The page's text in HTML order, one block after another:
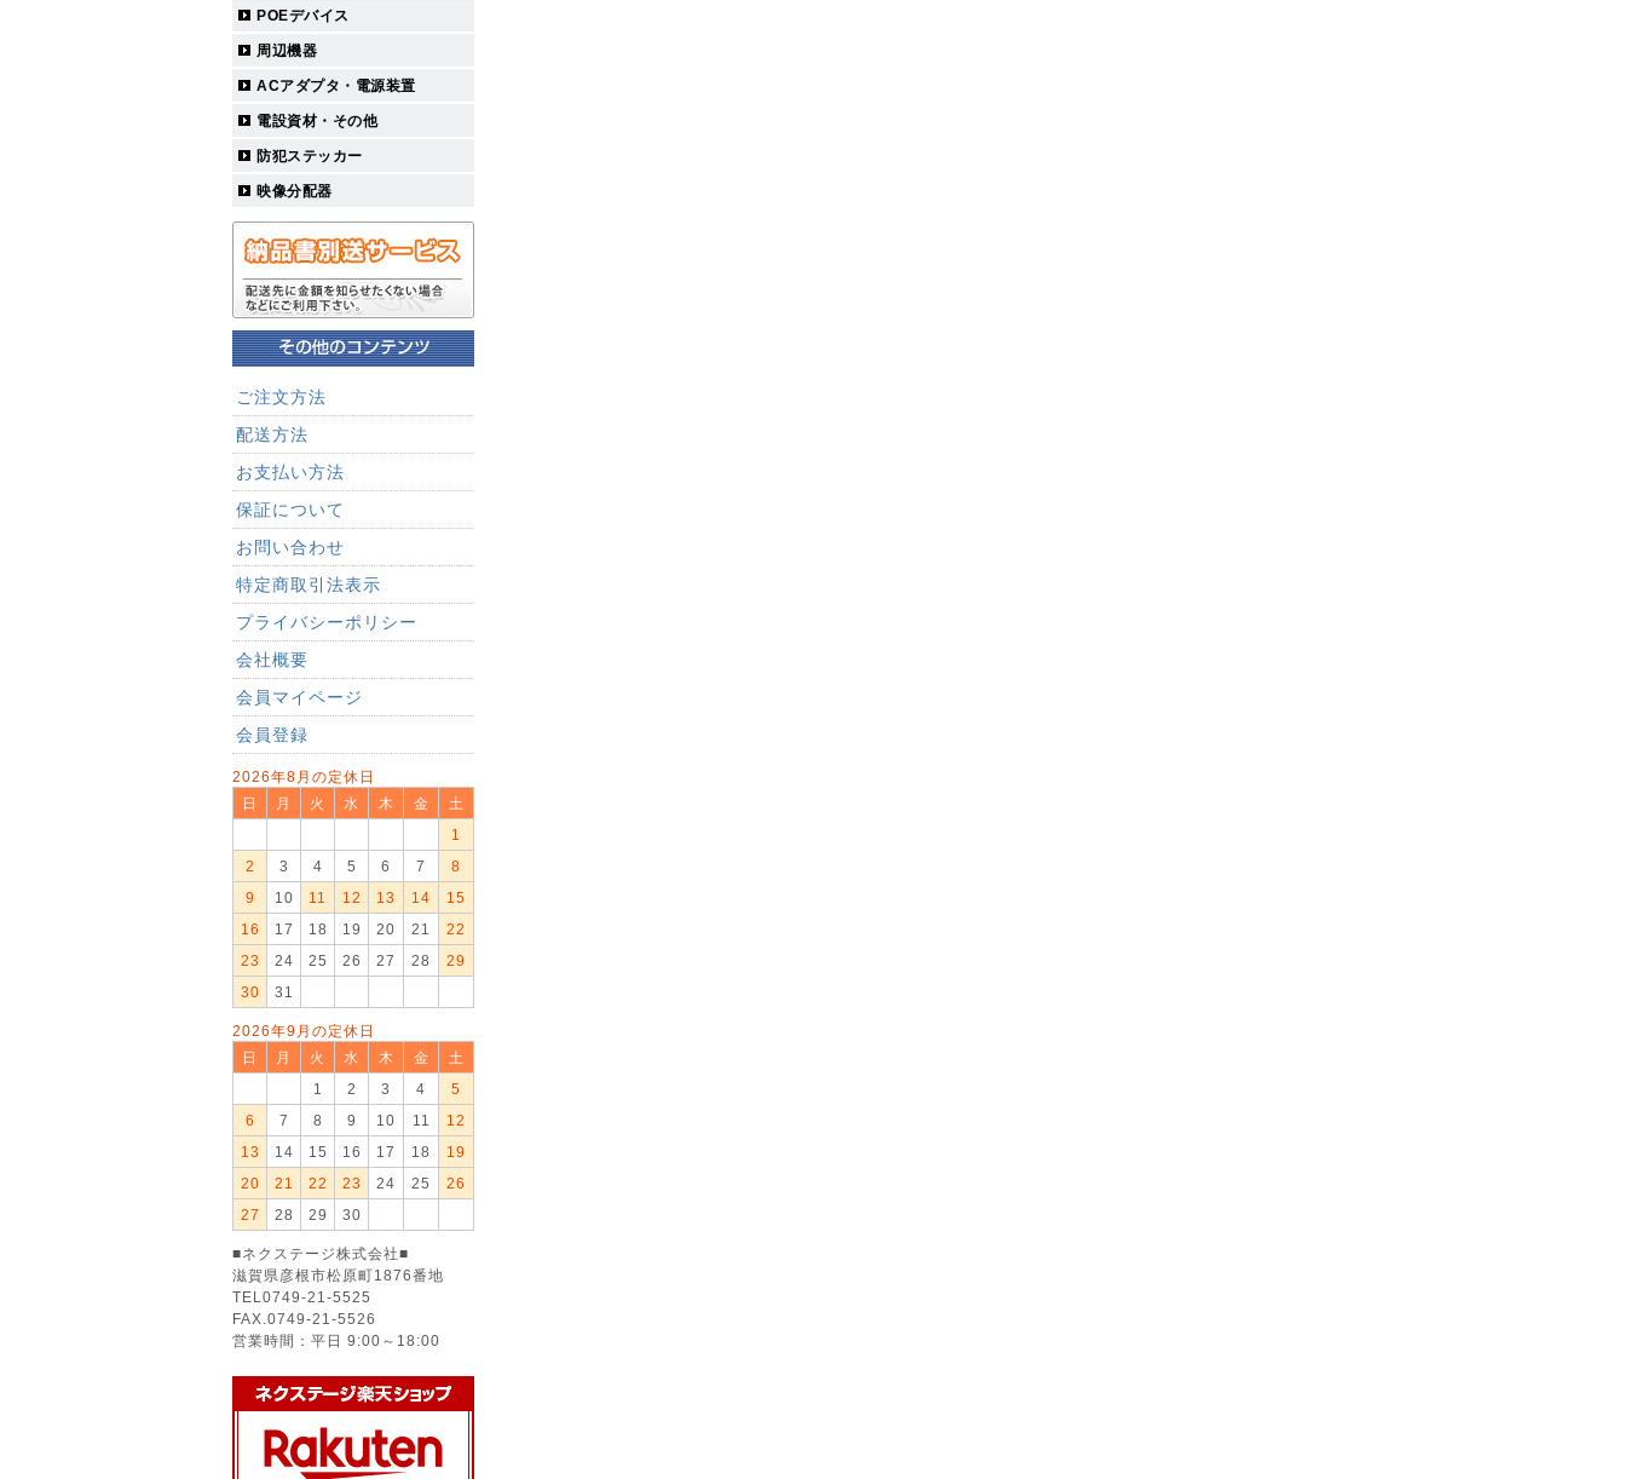
POEデバイス
周辺機器
ACアダプタ・電源装置
電設資材・その他
防犯ステッカー
映像分配器
ご注文方法
配送方法
お支払い方法
保証について
お問い合わせ
特定商取引法表示
プライバシーポリシー
会社概要
会員マイページ
会員登録
2026年8月の定休日
日
月 火 水 木 金
土
1
2
3 4 5 6 7
8
9
10 11 12 13 14
15
16
17 18 19 20 21
22
23
24 25 26 27 28
29
30
31
2026年9月の定休日
日
月 火 水 木 金
土
1
2 3 4
5
6
7 8 9 10 11
12
13
14 15 16 17 18
19
20
21 22 23 24 25
26
27
28 29 30
■ネクステージ株式会社■
滋賀県彦根市松原町1876番地
TEL0749-21-5525
FAX.0749-21-5526
営業時間：平日 9:00～18:00